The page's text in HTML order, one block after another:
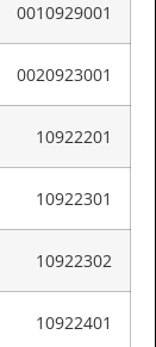
0010929001
0020923001
10922201
10922301
10922302
10922401